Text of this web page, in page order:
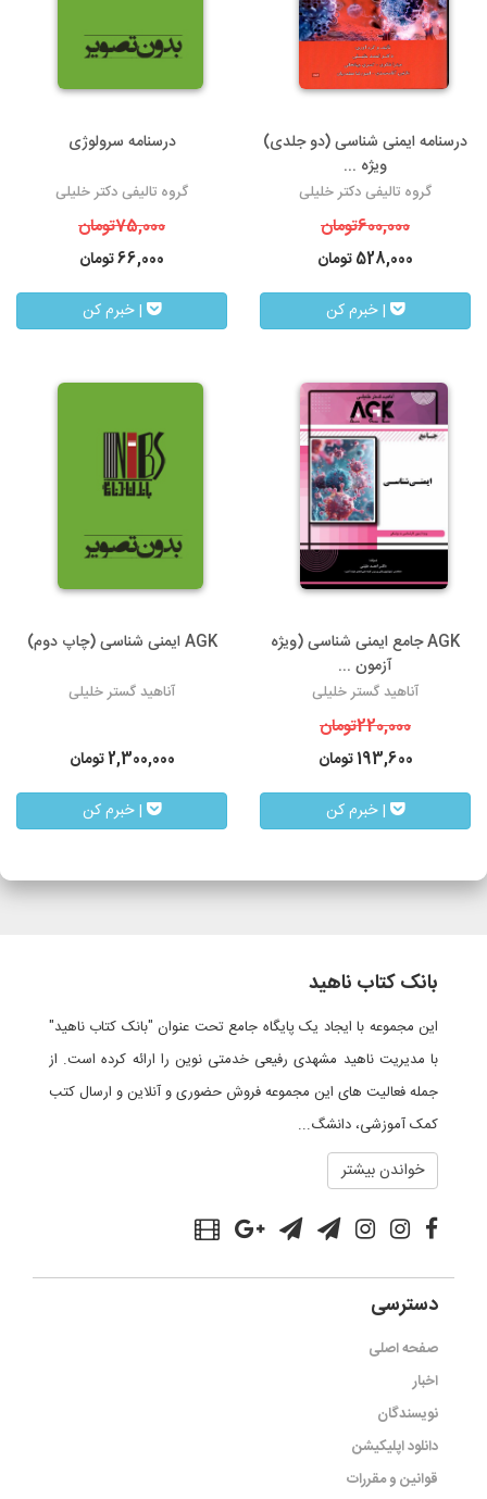
درسنامه ایمنی شناسی (دو جلدی)
ویژه ...
گروه تالیفی دکتر خلیلی
600,000تومان
528,000تومان
| خبرم کن
درسنامه سرولوژی
گروه تالیفی دکتر خلیلی
75,000تومان
66,000تومان
| خبرم کن
AGK جامع ایمنی شناسی (ویژه
آزمون ...
آناهید گستر خلیلی
220,000تومان
193,600تومان
| خبرم کن
AGK ایمنی شناسی (چاپ دوم)
آناهید گستر خلیلی
2,300,000تومان
| خبرم کن
بانک کتاب ناهید
این مجموعه با ایجاد یک پایگاه جامع تحت عنوان "بانک کتاب ناهید"
با مدیریت ناهید مشهدی رفیعی خدمتی نوین را ارائه کرده است. از
جمله فعالیت های این مجموعه فروش حضوری و آنلاین و ارسال کتب
کمک آموزشی، دانشگ...
خواندن بیشتر
دسترسی
صفحه اصلی
اخبار
نویسندگان
دانلود اپلیکیشن
قوانین و مقررات